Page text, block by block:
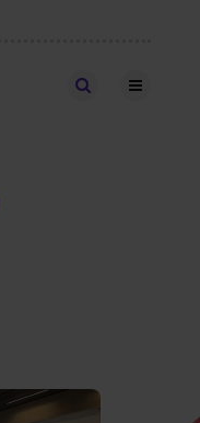
Stellen finden